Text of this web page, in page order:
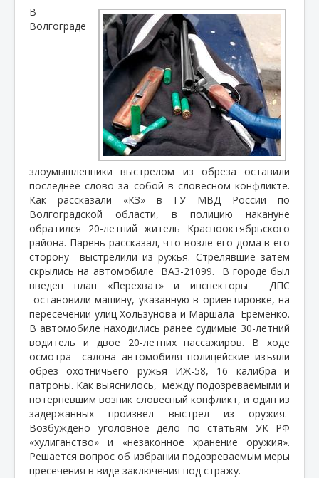
В
Волгограде
злоумышленники выстрелом из обреза оставили
последнее слово за собой в словесном конфликте.
Как рассказали «КЗ» в ГУ МВД России по
Волгоградской области, в полицию накануне
обратился 20-летний житель Краснооктябрьского
района. Парень рассказал, что возле его дома в его
сторону
выстрелили из ружья. Стрелявшие затем
скрылись на автомобиле
ВАЗ-21099.
В городе был
введен план «Перехват» и инспекторы
ДПС
остановили машину, указанную в ориентировке, на
пересечении улиц Хользунова и Маршала Еременко.
В автомобиле находились ранее судимые 30-летний
водитель и двое 20-летних пассажиров. В ходе
осмотра
салона автомобиля полицейские изъяли
обрез охотничьего ружья ИЖ-58, 16 калибра и
патроны. Как выяснилось, между подозреваемыми и
потерпевшим возник словесный конфликт, и один из
задержанных произвел выстрел из оружия.
Возбуждено уголовное дело по статьям УК РФ
«хулиганство» и «незаконное хранение оружия».
Решается вопрос об избрании подозреваемым меры
пресечения в виде заключения под стражу.